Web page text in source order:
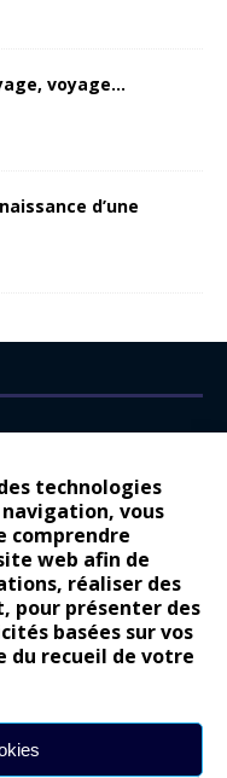
technologies
vous
comprendre
web afin de
réaliser des
pour présenter des
basées sur vos
du recueil de votre
voyage…
d’une